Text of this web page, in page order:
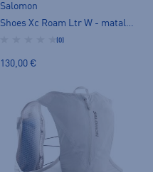
Salomon
(0)
130,00 €